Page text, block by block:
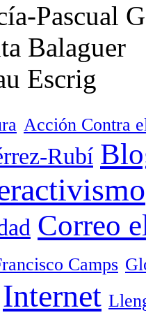
Pascual
Balaguer
Escrig
Acción Contra
Rubí
Correo
Camps
Internet